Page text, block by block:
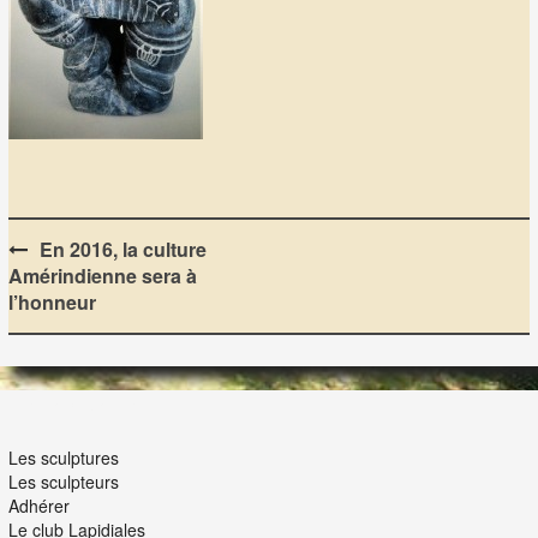
Post
navigation
En 2016, la culture
Amérindienne sera à
l’honneur
Les sculptures
Les sculpteurs
Adhérer
Le club Lapidiales